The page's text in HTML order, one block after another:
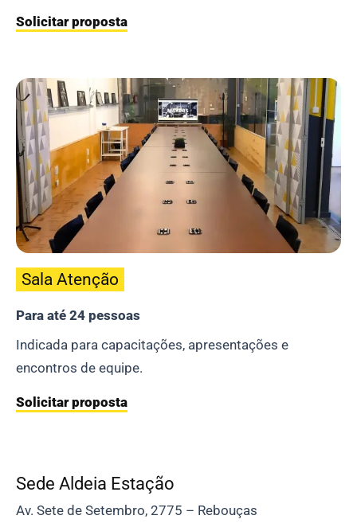
Solicitar proposta
Sala Atenção
Para até 24 pessoas
Indicada para capacitações, apresentações e
encontros de equipe.
Solicitar proposta
Sede Aldeia Estação
Av. Sete de Setembro, 2775 – Rebouças